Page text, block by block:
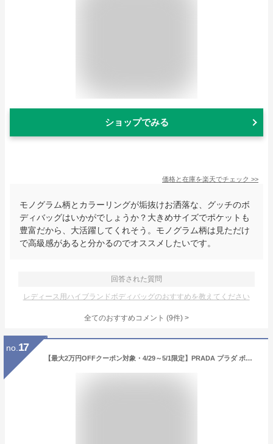
ショップでみる
価格と在庫を楽天でチェック >>
モノグラム柄とカラーリングが垢抜けお洒落な、グッチのボ
ディバッグはいかがでしょうか？大きめサイズでポケットも
豊富だから、大活躍してくれそう。モノグラム柄は見ただけ
で高級感があると分かるのでオススメしたいです。
回答された質問
レディース用ハイブランドボディバッグのおすすめを教えてください
全てのおすすめコメント (9件) >
no. 17
【最大2万円OFFクーポン対象・4/29～5/1限定】PRADA プラダ ボディバッグ 2VL977 WOO 2DMG レディース Re-Nylon リナイロン サフィアーノレザー ベルトバッグ クロスボディ トライアングルロゴ 鞄 F0002/NERO